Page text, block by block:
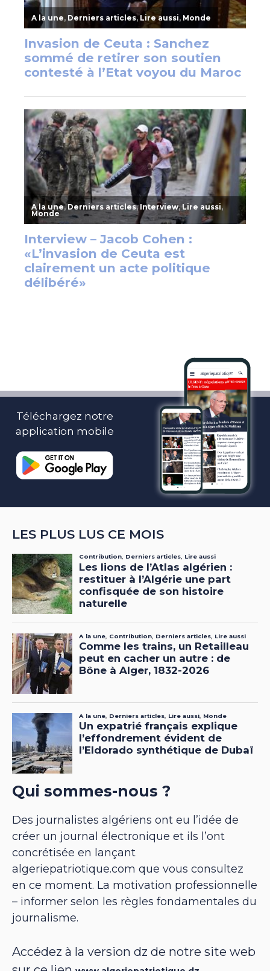
Téléchargez notre
application mobile
LES PLUS LUS CE MOIS
Qui sommes-nous ?
Des journalistes algériens ont eu l’idée de
créer un journal électronique et ils l’ont
concrétisée en lançant
algeriepatriotique.com que vous consultez
en ce moment. La motivation professionnelle
– informer selon les règles fondamentales du
journalisme.
Accédez à la version dz de notre site web